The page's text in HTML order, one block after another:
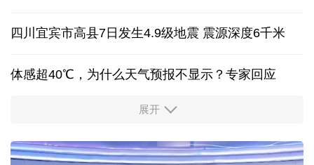
四川宜宾市高县7日发生4.9级地震 震源深度6千米
体感超40℃，为什么天气预报不显示？专家回应
服务实体经济 财政金融打出“组合拳”
31省份上半年外贸成绩单出炉 见证产业提质跃迁
展开